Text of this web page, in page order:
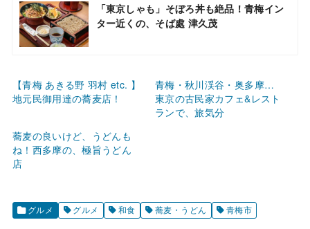
「東京しゃも」そぼろ丼も絶品！青梅イン
ター近くの、そば處 津久茂
【青梅 あきる野 羽村 etc. 】
地元民御用達の蕎麦店！
青梅・秋川渓谷・奥多摩…
東京の古民家カフェ&レスト
ランで、旅気分
蕎麦の良いけど、うどんも
ね！西多摩の、極旨うどん
店
グルメ グルメ 和食 蕎麦・うどん 青梅市